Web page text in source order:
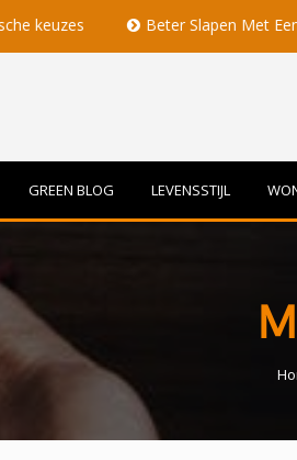
Beter Slapen Met Een Topper
GREEN BLOG LEVENSSTIJL